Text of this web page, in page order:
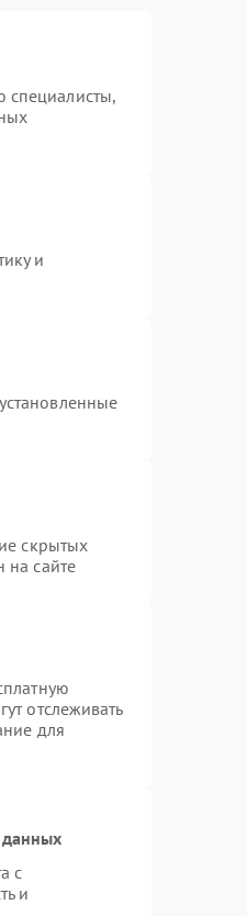
специалисты,
и
скрытых
на сайте
отслеживать
для
с
и